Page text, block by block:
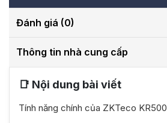
Đánh giá (0)
Thông tin nhà cung cấp
📑 Nội dung bài viết
Tính năng chính của ZKTeco KR500